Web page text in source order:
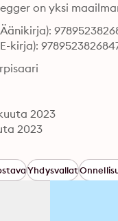
on yksi
kirja):
2023
2023
Yhdysvallat